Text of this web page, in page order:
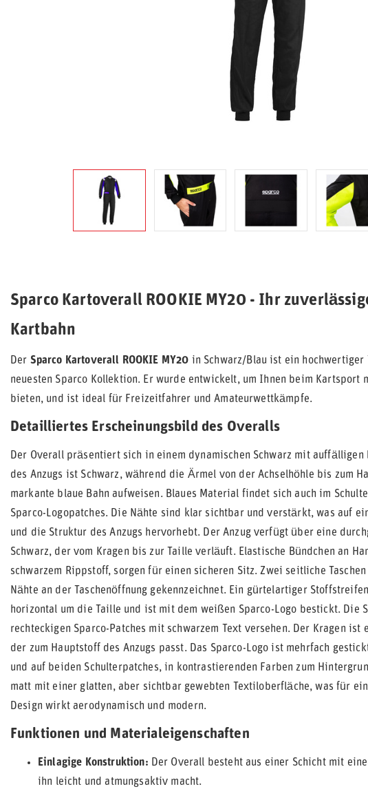
Sparco Kartoverall ROOKIE MY20 - Ihr
Kartbahn
Der Sparco Kartoverall ROOKIE MY20 in Schwarz/Blau ist ein hochwertiger
neuesten Sparco Kollektion. Er wurde entwickelt, um Ihnen beim Kartsport
bieten, und ist ideal für Freizeitfahrer und Amateurwettkämpfe.
Detailliertes Erscheinungsbild des Overalls
Der Overall präsentiert sich in einem dynamischen Schwarz mit auffälligen
des Anzugs ist Schwarz, während die Ärmel von der Achselhöhle bis zum
markante blaue Bahn aufweisen. Blaues Material findet sich auch im
Sparco-Logopatches. Die Nähte sind klar sichtbar und verstärkt, was auf
und die Struktur des Anzugs hervorhebt. Der Anzug verfügt über eine
Schwarz, der vom Kragen bis zur Taille verläuft. Elastische Bündchen an
schwarzem Rippstoff, sorgen für einen sicheren Sitz. Zwei seitliche
Nähte an der Taschenöffnung gekennzeichnet. Ein gürtelartiger
horizontal um die Taille und ist mit dem weißen Sparco-Logo bestickt. Die
rechteckigen Sparco-Patches mit schwarzem Text versehen. Der Kragen ist
der zum Hauptstoff des Anzugs passt. Das Sparco-Logo ist mehrfach
und auf beiden Schulterpatches, in kontrastierenden Farben zum
matt mit einer glatten, aber sichtbar gewebten Textiloberfläche, was für
Design wirkt aerodynamisch und modern.
Funktionen und Materialeigenschaften
Einlagige Konstruktion: Der Overall besteht aus einer Schicht mit
ihn leicht und atmungsaktiv macht.